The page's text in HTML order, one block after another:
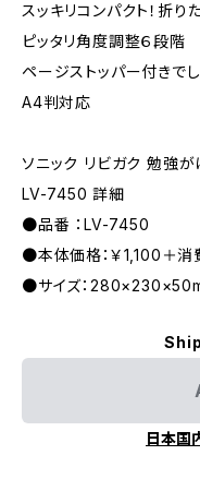
スッキリコンパクト！折り
ピッタリ角度調整６段階
ページストッパー付きで
A4判対応
ソニック リビガク 勉強
LV-7450 詳細
●品番 ：LV-7450
●本体価格：￥1,100＋消
●サイズ：
日本国